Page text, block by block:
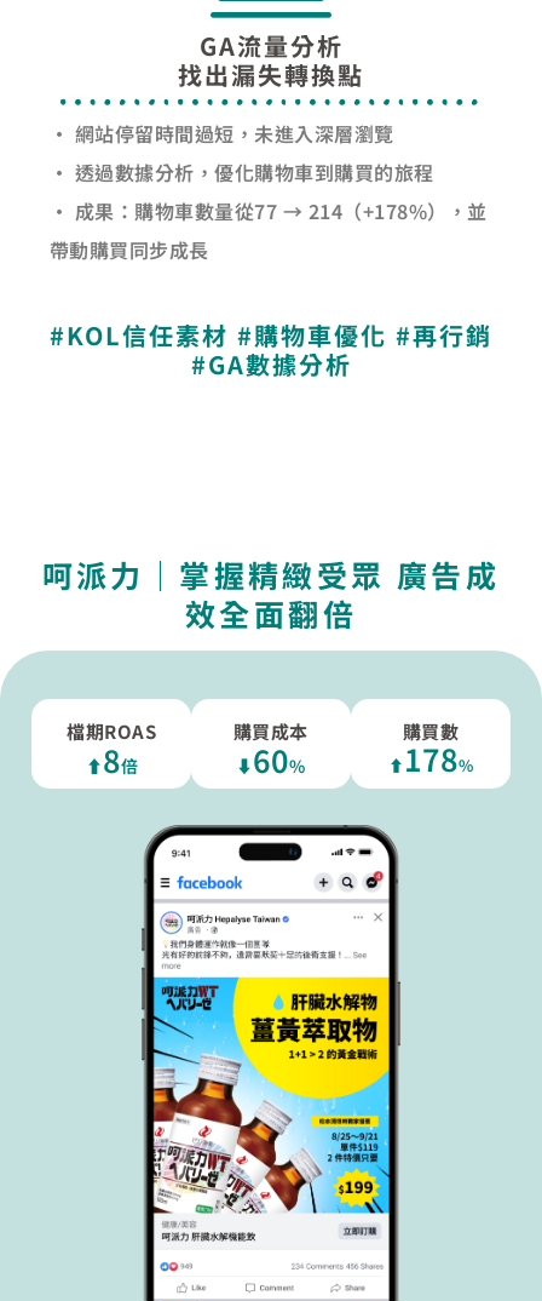
GA流量分析
找出漏失轉換點
• 網站停留時間過短，未進入深層瀏覽
• 透過數據分析，優化購物車到購買的旅程
• 成果：購物車數量從77 → 214（+178%），並
帶動購買同步成長
#KOL信任素材 #購物車優化 #再行銷
#GA數據分析
呵派力｜掌握精緻受眾 廣告成
效全面翻倍
檔期ROAS
⬆︎8倍
購買成本
⬇︎60%
購買數
⬆︎ 178%